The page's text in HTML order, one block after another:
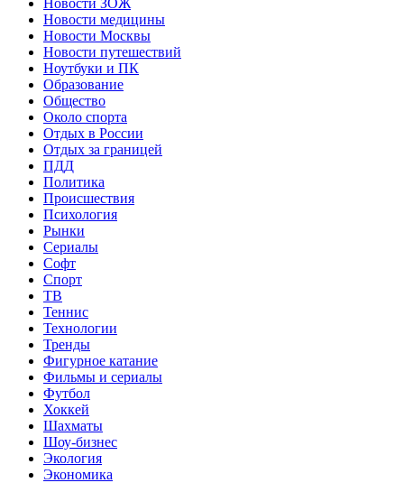
Новости медицины
Новости Москвы
Новости путешествий
Ноутбуки и ПК
Образование
Общество
Около спорта
Отдых в России
Отдых за границей
ПДД
Политика
Происшествия
Психология
Рынки
Сериалы
Софт
Спорт
ТВ
Теннис
Технологии
Тренды
Фигурное катание
Фильмы и сериалы
Футбол
Хоккей
Шахматы
Шоу-бизнес
Экология
Экономика